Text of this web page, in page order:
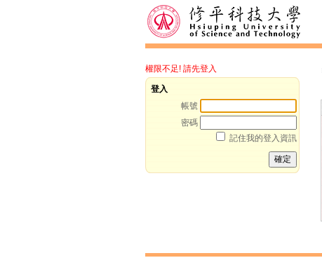
權限不足! 請先登入
登入
帳號
密碼
記住我的登入資訊